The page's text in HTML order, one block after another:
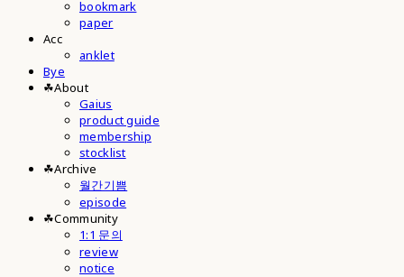
bookmark
paper
Acc
anklet
Bye
☘︎About
Gaius
product guide
membership
stocklist
☘︎Archive
월간기쁨
episode
☘︎Community
1:1 문의
review
notice